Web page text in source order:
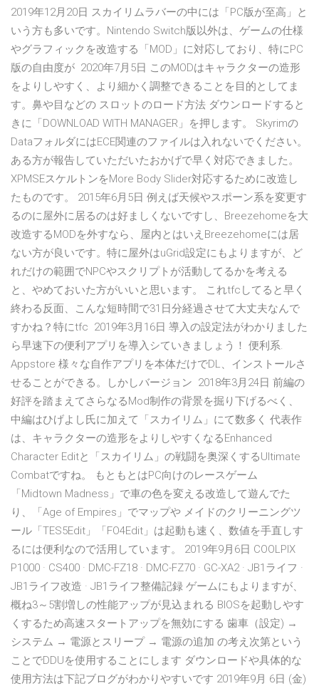
2019年12月20日 スカイリムラバーの中には「PC版が至高」と
いう方も多いです。Nintendo Switch版以外は、ゲームの仕様
やグラフィックを改造する「MOD」に対応しており、特にPC
版の自由度が 2020年7月5日 このMODはキャラクターの造形
をよりしやすく、より細かく調整できることを目的としてま
す。鼻や目などの スロットのロード方法 ダウンロードすると
きに「DOWNLOAD WITH MANAGER」を押します。 Skyrimの
DataフォルダにはECE関連のファイルは入れないでください。
ある方が報告していただいたおかげで早く対応できました。
XPMSEスケルトンをMore Body Slider対応するために改造し
たものです。 2015年6月5日 例えば天候やスポーン系を変更す
るのに屋外に居るのは好ましくないですし、Breezehomeを大
改造するMODを外すなら、屋内とはいえBreezehomeには居
ない方が良いです。特に屋外はuGrid設定にもよりますが、ど
れだけの範囲でNPCやスクリプトが活動してるかを考える
と、やめておいた方がいいと思います。 これtfcしてると早く
終わる反面、こんな短時間で31日分経過させて大丈夫なんで
すかね？特にtfc 2019年3月16日 導入の設定法がわかりました
ら早速下の便利アプリを導入シていきましょう！ 便利系.
Appstore 様々な自作アプリを本体だけでDL、インストールさ
せることができる。しかしバージョン 2018年3月24日 前編の
好評を踏まえてさらなるMod制作の背景を掘り下げるべく、
中編はひげよし氏に加えて「スカイリム」にて数多く 代表作
は、キャラクターの造形をよりしやすくなるEnhanced
Character Editと「スカイリム」の戦闘を奥深くするUltimate
Combatですね。 もともとはPC向けのレースゲーム
「Midtown Madness」で車の色を変える改造して遊んでた
り、「Age of Empires」でマップや メイドのクリーニングツ
ール「TES5Edit」「FO4Edit」は起動も速く、数値を手直しす
るには便利なので活用しています。 2019年9月6日 COOLPIX
P1000 · CS400 · DMC-FZ18 · DMC-FZ70 · GC-XA2 · JB1ライフ ·
JB1ライフ改造 · JB1ライフ整備記録 ゲームにもよりますが、
概ね3～5割増しの性能アップが見込まれる BIOSを起動しやす
くするため高速スタートアップを無効にする 歯車（設定) →
システム → 電源とスリープ → 電源の追加 の考え次第という
ことでDDUを使用することにします ダウンロードや具体的な
使用方法は下記ブログがわかりやすいです 2019年9月 6日 (金)